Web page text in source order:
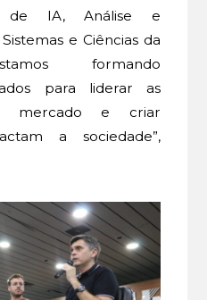
de IA, Análise e
e Ciências da
formando
para liderar as
mercado e criar
a sociedade”,